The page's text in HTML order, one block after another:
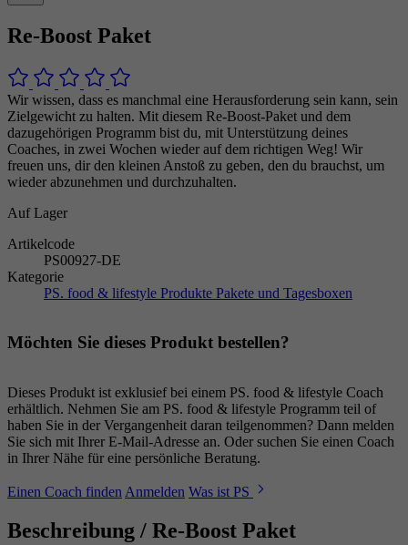
Re-Boost Paket
Wir wissen, dass es manchmal eine Herausforderung sein kann, sein
Zielgewicht zu halten. Mit diesem Re-Boost-Paket und dem
dazugehörigen Programm bist du, mit Unterstützung deines
Coaches, in zwei Wochen wieder auf dem richtigen Weg! Wir
freuen uns, dir den kleinen Anstoß zu geben, den du brauchst, um
wieder abzunehmen und durchzuhalten.
Auf Lager
Artikelcode
PS00927-DE
Kategorie
PS. food & lifestyle Produkte Pakete und Tagesboxen
Möchten Sie dieses Produkt bestellen?
Dieses Produkt ist exklusief bei einem PS. food & lifestyle Coach
erhältlich. Nehmen Sie am PS. food & lifestyle Programm teil of
haben Sie in der Vergangenheit daran teilgenommen? Dann melden
Sie sich mit Ihrer E-Mail-Adresse an. Oder suchen Sie einen Coach
in Ihrer Nähe für eine persönliche Beratung.
Einen Coach finden Anmelden Was ist PS
Beschreibung / Re-Boost Paket